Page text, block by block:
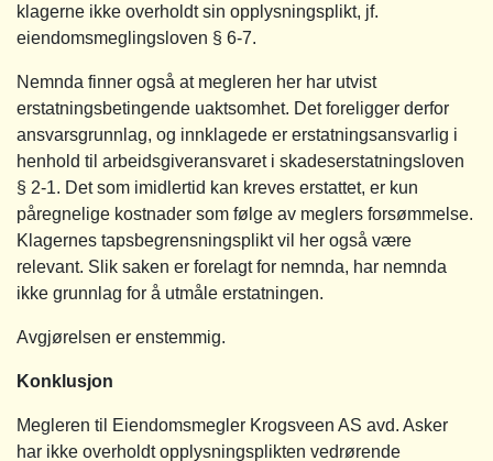
klagerne ikke overholdt sin opplysningsplikt, jf.
eiendomsmeglingsloven § 6-7.
Nemnda finner også at megleren her har utvist
erstatningsbetingende uaktsomhet. Det foreligger derfor
ansvarsgrunnlag, og innklagede er erstatningsansvarlig i
henhold til arbeidsgiveransvaret i skadeserstatningsloven
§ 2-1. Det som imidlertid kan kreves erstattet, er kun
påregnelige kostnader som følge av meglers forsømmelse.
Klagernes tapsbegrensningsplikt vil her også være
relevant. Slik saken er forelagt for nemnda, har nemnda
ikke grunnlag for å utmåle erstatningen.
Avgjørelsen er enstemmig.
Konklusjon
Megleren til Eiendomsmegler Krogsveen AS avd. Asker
har ikke overholdt opplysningsplikten vedrørende